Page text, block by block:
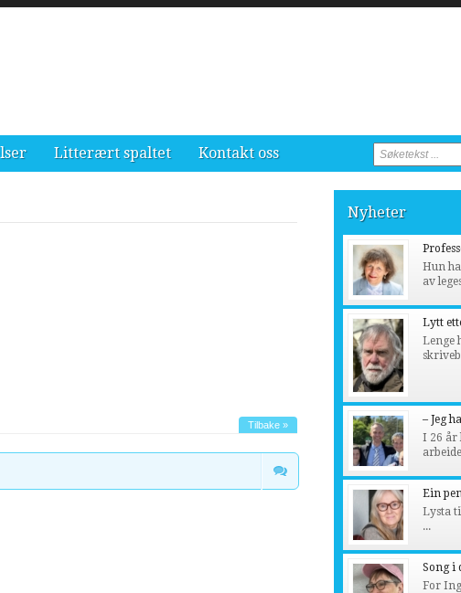
Litterært spaltet Kontakt oss
Tilbake »
Nyheter
Hun
av
Lytt
Lenge
– Jeg
I 26 år
Ein
Lysta
...
Song i
For